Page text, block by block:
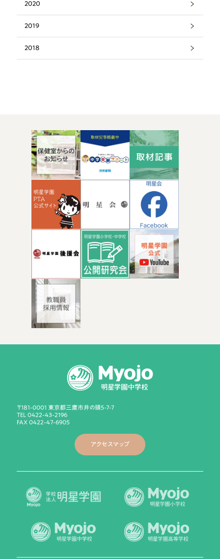
2020
2019
2018
〒181-0001 東京都三鷹市井の頭5-7-7
TEL 0422-43-2196
FAX 0422-47-6905
アクセスマップ